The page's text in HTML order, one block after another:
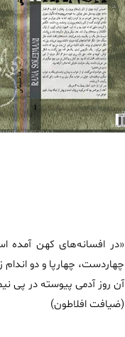
«در افسانه‌های کهن آمده
چهاردست، چهارپا و دو
آن روز آدمی پیوسته در پی
(ضیافت افلاطون)